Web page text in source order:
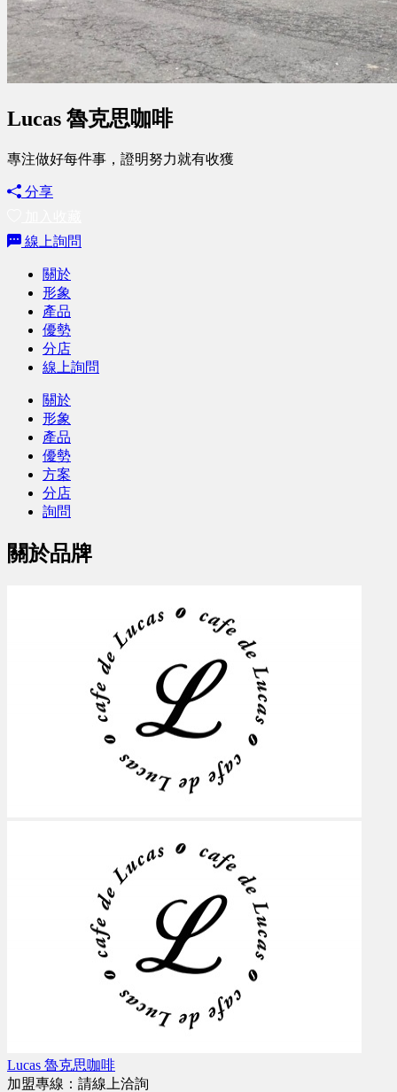
Lucas 魯克思咖啡
專注做好每件事，證明努力就有收獲
分享
線上詢問
關於
形象
產品
優勢
分店
線上詢問
關於
形象
產品
優勢
方案
分店
詢問
關於品牌
Lucas 魯克思咖啡
加盟專線： 請線上洽詢